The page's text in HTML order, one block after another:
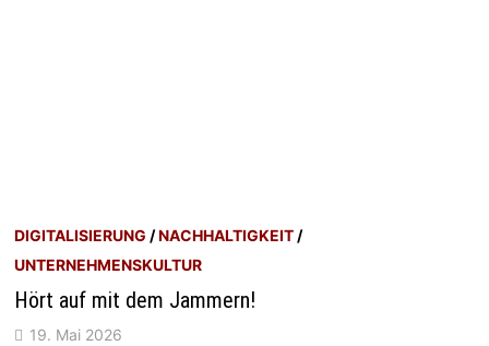
DIGITALISIERUNG /NACHHALTIGKEIT /
UNTERNEHMENSKULTUR
Hört auf mit dem Jammern!
19. Mai 2026